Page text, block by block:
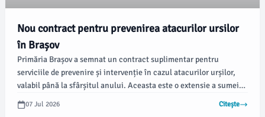
Nou contract pentru prevenirea atacurilor ursilor
în Brașov
Primăria Brașov a semnat un contract suplimentar pentru
serviciile de prevenire și intervenție în cazul atacurilor urșilor,
valabil până la sfârșitul anului. Aceasta este o extensie a sumei
alocate în luna mai, ce constă într-o sumă globală de 37.000 de
lei fără TVA, conform portalului de achiziții publice, SICAP.
07 Jul 2026 Citește